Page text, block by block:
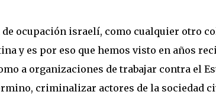
ocupación israelí, como cualquier otro
y es por eso que hemos visto en años
a organizaciones de trabajar contra el
criminalizar actores de la sociedad